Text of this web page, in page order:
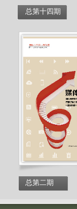
总第十四期
总第二期